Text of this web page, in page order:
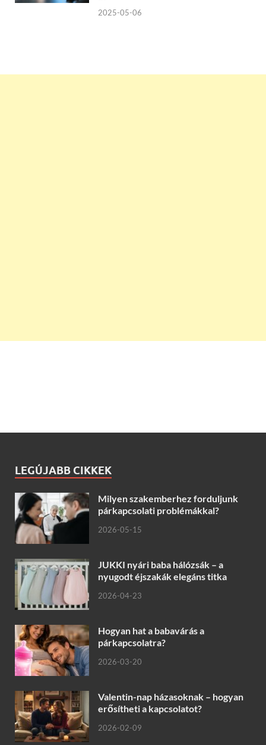
2025-05-06
LEGÚJABB CIKKEK
Milyen szakemberhez forduljunk
párkapcsolati problémákkal?
2026-05-15
JUKKI nyári baba hálózsák – a
nyugodt éjszakák elegáns titka
2026-04-23
Hogyan hat a babavárás a
párkapcsolatra?
2026-03-20
Valentin-nap házasoknak – hogyan
erősítheti a kapcsolatot?
2026-02-09